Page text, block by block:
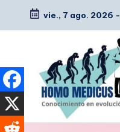
Saltar
contenido
vie., 7 ago. 2026 -